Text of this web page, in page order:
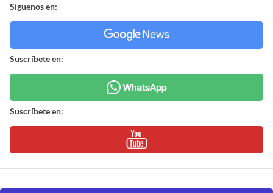
Síguenos en:
Suscríbete en:
Suscríbete en: